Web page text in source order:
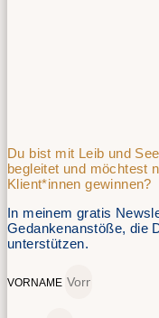
Du bist mit Leib und
begleitet und möchtest
Klient*innen gewinnen?
In meinem gratis
Gedankenanstöße, die
unterstützen.
VORNAME